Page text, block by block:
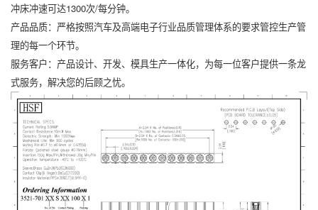
冲床冲速可达1300次/每分钟。
产品品质：严格按照汽车及高端电子行业品质管理体系的要求管控生产管
理的每一个环节。
服务客户：产品设计、开发、模具生产一体化，为每一位客户提供一条龙
式服务，解决您的后顾之忧。